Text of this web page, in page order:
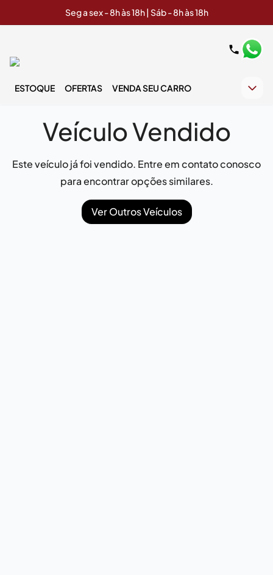
Seg a sex - 8h às 18h | Sáb - 8h às 18h
ESTOQUE OFERTAS VENDA SEU CARRO
Veículo Vendido
Este veículo já foi vendido. Entre em contato conosco
para encontrar opções similares.
Ver Outros Veículos